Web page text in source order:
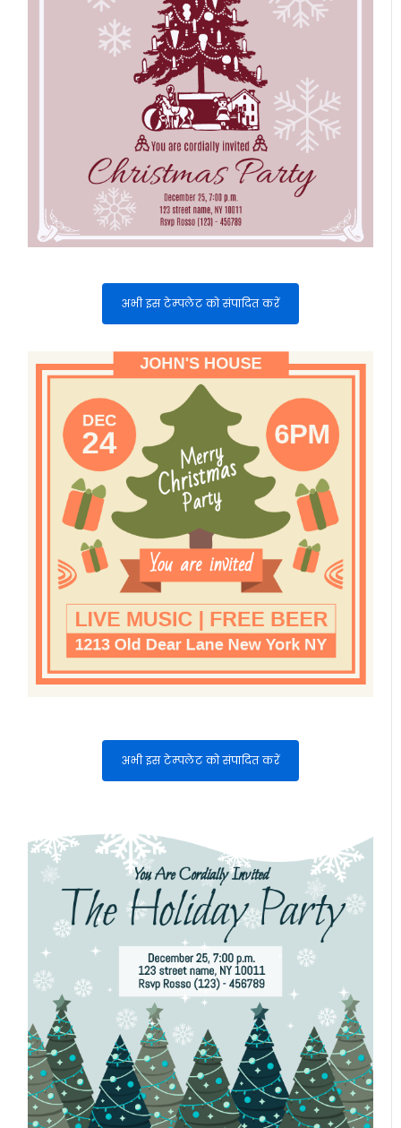
अभी इस टेम्पलेट को संपादित करें
अभी इस टेम्पलेट को संपादित करें